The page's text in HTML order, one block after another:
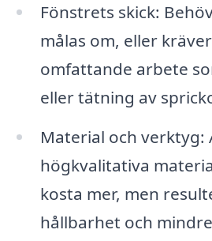
Fönstrets skick:
målas om, eller
omfattande arbete
eller tätning av
Material och verktyg:
högkvalitativa
kosta mer, men
hållbarhet och